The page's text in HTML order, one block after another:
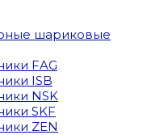
шариковые
FAG
ISB
NSK
SKF
ZEN